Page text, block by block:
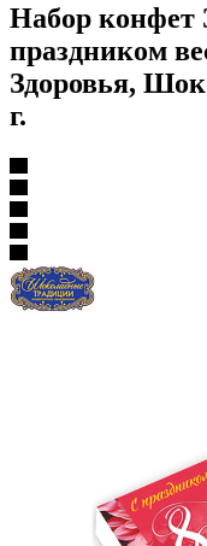
Набор конфет
праздником
Здоровья,
г.